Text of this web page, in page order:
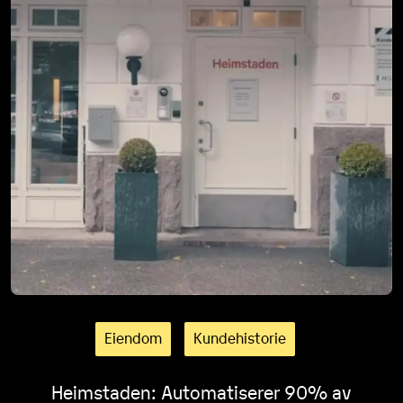
Eiendom Kundehistorie
Heimstaden: Automatiserer 90% av